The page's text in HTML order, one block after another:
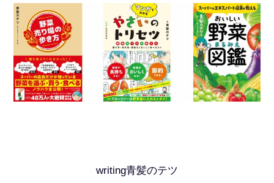
writing青髪のテツ